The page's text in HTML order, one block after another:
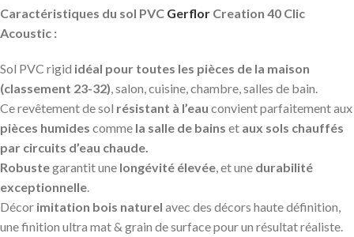
Caractéristiques du sol PVC Gerflor Creation 40 Clic
Acoustic :
Sol PVC rigid idéal pour toutes les pièces de la maison
(classement 23-32), salon, cuisine, chambre, salles de bain.
Ce revêtement de sol résistant à l’eau convient parfaitement aux
pièces humides comme la salle de bains et aux sols chauffés
par circuits d’eau chaude.
Robustegarantit une longévité élevée, et une durabilité
exceptionnelle.
Décor imitation bois naturel avec des décors haute définition,
une finition ultra mat & grain de surface pour un résultat réaliste.